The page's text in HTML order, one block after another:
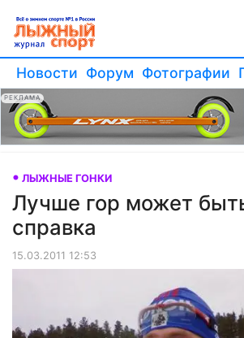
Новости Форум Фотографии
РЕКЛАМА
ЛЫЖНЫЕ ГОНКИ
Лучше гор может
справка
15.03.2011 12:53